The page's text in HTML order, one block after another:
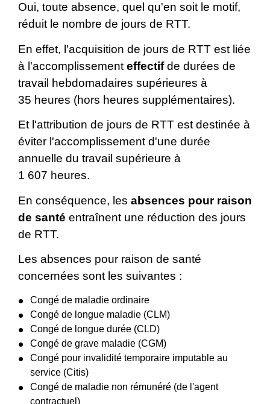
Oui, toute absence, quel qu'en soit le motif,
réduit le nombre de jours de RTT.
En effet, l'acquisition de jours de RTT est liée
à l'accomplissement effectifde durées de
travail hebdomadaires supérieures à
35 heures (hors heures supplémentaires).
Et l'attribution de jours de RTT est destinée à
éviter l'accomplissement d'une durée
annuelle du travail supérieure à
1 607 heures.
En conséquence, les absences pour raison
de santé entraînent une réduction des jours
de RTT.
Les absences pour raison de santé
concernées sont les suivantes :
Congé de maladie ordinaire
Congé de longue maladie (CLM)
Congé de longue durée (CLD)
Congé de grave maladie (CGM)
Congé pour invalidité temporaire imputable au
service (Citis)
Congé de maladie non rémunéré (de l'agent
contractuel)